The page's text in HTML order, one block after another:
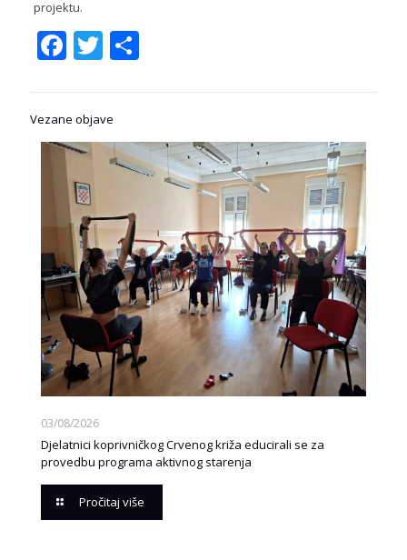
projektu.
Facebook
Twitter
Share
Vezane objave
03/08/2026
Djelatnici koprivničkog Crvenog križa educirali se za
provedbu programa aktivnog starenja
Pročitaj više